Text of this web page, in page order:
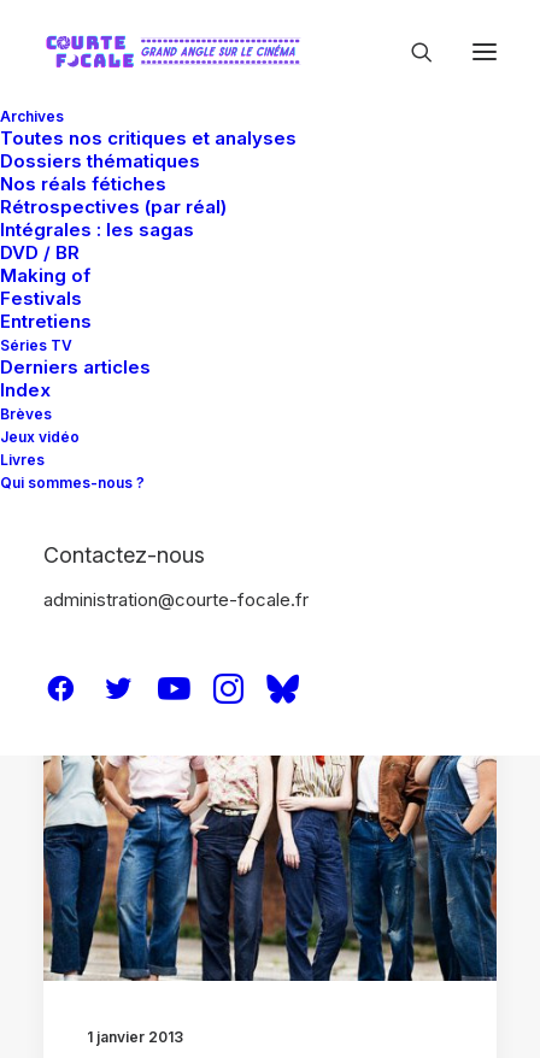
Archives
Toutes nos critiques et analyses
Dossiers thématiques
Nos réals fétiches
Rétrospectives (par réal)
Intégrales : les sagas
DVD / BR
Making of
Festivals
Entretiens
Séries TV
Derniers articles
Index
Brèves
Jeux vidéo
Livres
Qui sommes-nous ?
Contactez-nous
administration@courte-focale.fr
1 janvier 2013